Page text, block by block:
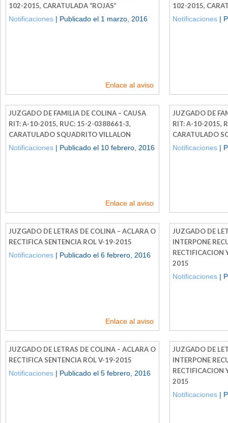
102-2015, CARATULADA “ROJAS”
Notificaciones | Publicado el 1 marzo, 2016
Enlace al aviso
102-2015,
Notificaciones |
JUZGADO DE FAMILIA DE COLINA – CAUSA
RIT: A-10-2015, RUC: 15-2-0388661-3,
CARATULADO SQUADRITO VILLALON
Notificaciones | Publicado el 10 febrero, 2016
Enlace al aviso
JUZGADO DE
RIT: A-10-2015,
CARATULADO
Notificaciones |
JUZGADO DE LETRAS DE COLINA – ACLARA O
RECTIFICA SENTENCIA ROL V-19-2015
Notificaciones | Publicado el 6 febrero, 2016
Enlace al aviso
JUZGADO DE
INTERPONE
RECTIFICACION
2015
Notificaciones |
JUZGADO DE LETRAS DE COLINA – ACLARA O
RECTIFICA SENTENCIA ROL V-19-2015
Notificaciones | Publicado el 5 febrero, 2016
JUZGADO DE
INTERPONE
RECTIFICACION
2015
Notificaciones |